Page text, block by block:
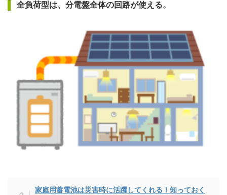
全負荷型は、分電盤全体の回路が使える。
家庭用蓄電池は災害時に活躍してくれる！知っておく